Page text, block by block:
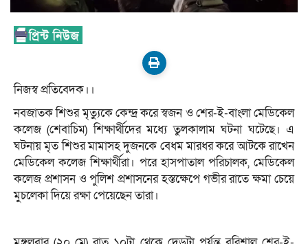
নিজস্ব প্রতিবেদক।।
নবজাতক শিশুর মৃত্যুকে কেন্দ্র করে স্বজন ও শের-ই-বাংলা মেডিকেল
কলেজ (শেবাচিম) শিক্ষার্থীদের মধ্যে তুলকালাম ঘটনা ঘটেছে। এ
ঘটনায় মৃত শিশুর মামাসহ দুজনকে বেধম মারধর করে আটকে রাখেন
মেডিকেল কলেজ শিক্ষার্থীরা। পরে হাসপাতাল পরিচালক, মেডিকেল
কলেজ প্রশাসন ও পুলিশ প্রশাসনের হস্তক্ষেপে গভীর রাতে ক্ষমা চেয়ে
মুচলেকা দিয়ে রক্ষা পেয়েছেন তারা।